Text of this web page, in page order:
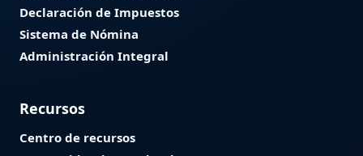
Declaración de Impuestos
Sistema de Nómina
Administración Integral
Recursos
Centro de recursos